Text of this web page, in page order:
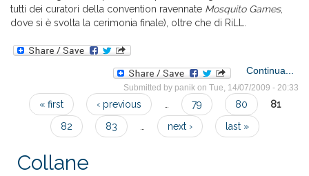
tutti dei curatori della convention ravennate Mosquito Games,
dove si è svolta la cerimonia finale), oltre che di RiLL.
Continua...
Submitted by panik on Tue, 14/07/2009 - 20:33
Pages
« first ‹ previous … 79 80
81
82
83 … next › last »
Collane